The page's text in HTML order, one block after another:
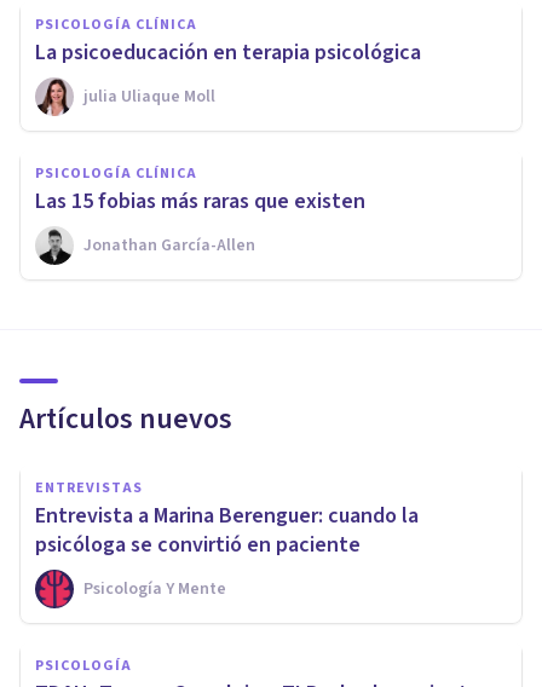
PSICOLOGÍA CLÍNICA
La psicoeducación en terapia psicológica
​julia Uliaque Moll
PSICOLOGÍA CLÍNICA
Las 15 fobias más raras que existen
Jonathan García-Allen
Artículos nuevos
ENTREVISTAS
Entrevista a Marina Berenguer: cuando la
psicóloga se convirtió en paciente
Psicología Y Mente
PSICOLOGÍA